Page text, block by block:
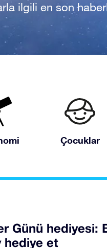
ilgili en son
Çocuklar
Günü hediyesi:
hediye et